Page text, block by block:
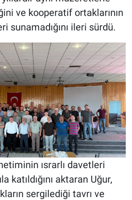
ve kooperatif ortaklarının
sunamadığını ileri sürdü.
ısrarlı davetleri
katıldığını aktaran Uğur,
sergilediği tavrı ve